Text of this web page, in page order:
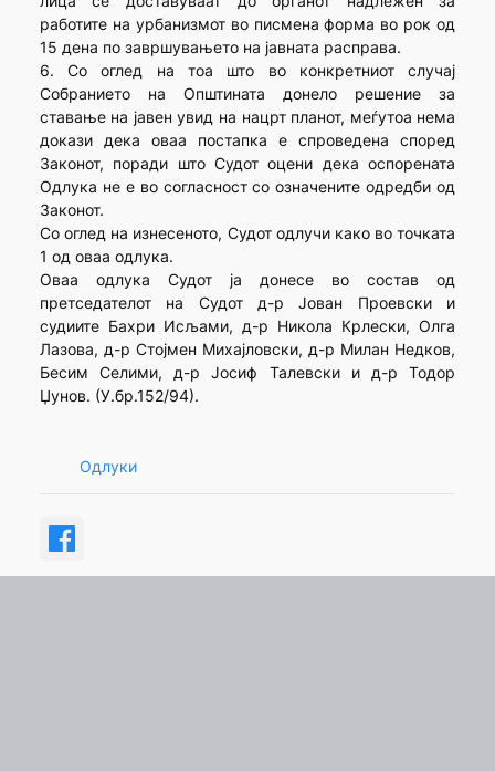
работите на урбанизмот во писмена форма во рок од
15 дена по завршувањето на јавната расправа.
6. Со оглед на тоа што во конкретниот случај
Собранието на Општината донело решение за
ставање на јавен увид на нацрт планот, меѓутоа нема
докази дека оваа постапка е спроведена според
Законот, поради што Судот оцени дека оспорената
Одлука не е во согласност со означените одредби од
Законот.
Со оглед на изнесеното, Судот одлучи како во точката
1 од оваа одлука.
Оваа одлука Судот ја донесе во состав од
претседателот на Судот д-р Јован Проевски и
судиите Бахри Исљами, д-р Никола Крлески, Олга
Лазова, д-р Стојмен Михајловски, д-р Милан Недков,
Бесим Селими, д-р Јосиф Талевски и д-р Тодор
Џунов. (У.бр.152/94).
Одлуки